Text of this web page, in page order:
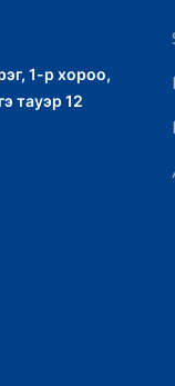
1-р хороо,
тауэр 12